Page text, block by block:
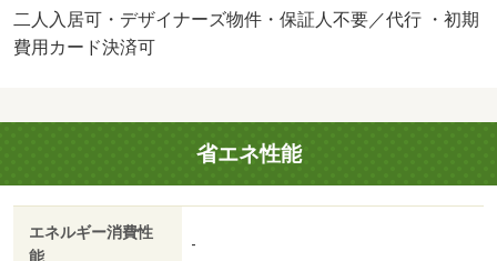
ターネット／二人入居相談／２４時間緊急通報システム／
全居室フローリング／デザイナーズ／ネット使用料不要／
要／ＩＴ重説 対応物件／初期費用カード決済可／通風良
好／マックスバリュマルヤマクラス店（スーパー）まで４
９４ｍ／わくわく広場札幌円山店（スーパー）まで４６８
ｍ／セブンイレブン札幌南円山店（コンビニ）まで１５２
ｍ／ファミリーマート札幌円山裏参道店（コンビニ）まで
二人入居可・デザイナーズ物件・保証人不要／代行 ・初期
費用カード決済可
省エネ性能
エネルギー消費性
能
-